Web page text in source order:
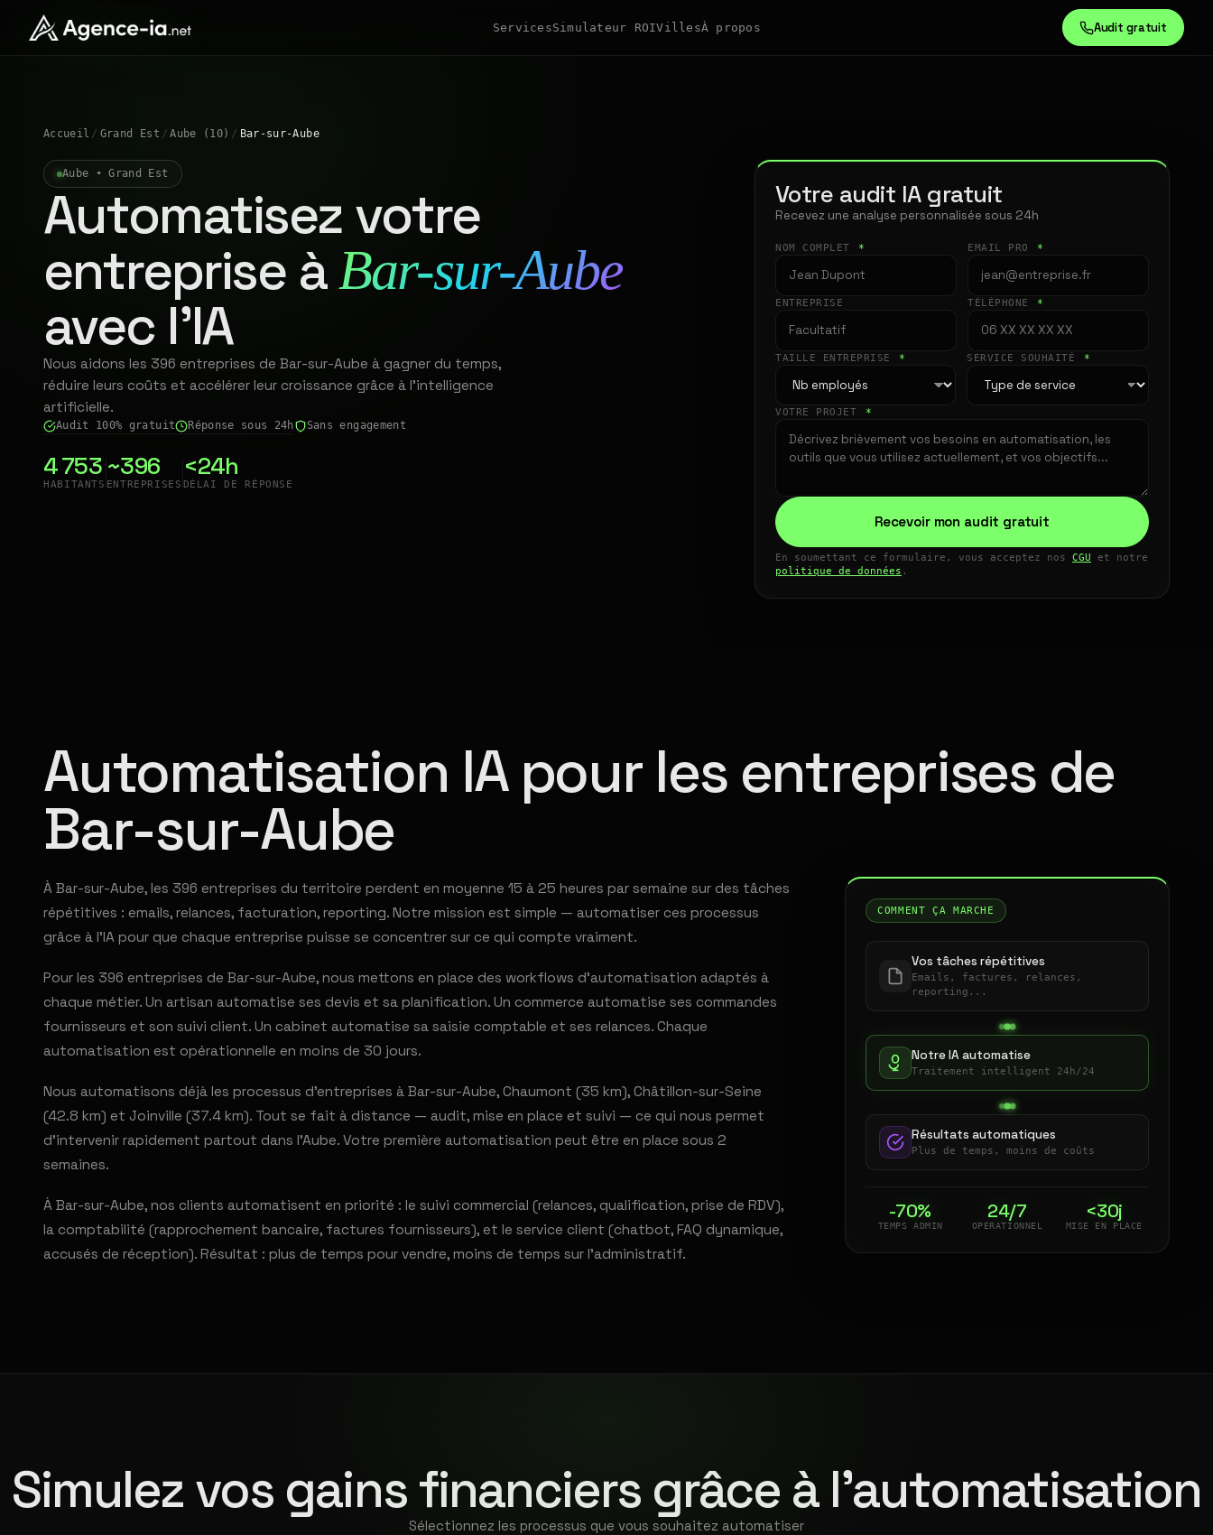
ServicesSimulateur ROIVillesÀ propos Audit gratuit
Accueil / Grand Est / Aube (10) / Bar-sur-Aube
Aube • Grand Est
Automatisez votre
entreprise àBar-sur-Aube
avec l'IA
Nous aidons les 396 entreprises de Bar-sur-Aube à gagner du temps,
réduire leurs coûts et accélérer leur croissance grâce à l'intelligence
artificielle.
Audit 100% gratuit Réponse sous 24h Sans engagement
4 753
HABITANTS
~396
ENTREPRISES
<24h
DÉLAI DE RÉPONSE
Votre audit IA gratuit
Recevez une analyse personnalisée sous 24h
NOM COMPLET * EMAIL PRO *
ENTREPRISE TÉLÉPHONE *
TAILLE ENTREPRISE * SERVICE SOUHAITÉ *
VOTRE PROJET *
Recevoir mon audit gratuit
En soumettant ce formulaire, vous acceptez nos CGU et notre
politique de données .
Automatisation IA pour les entreprises de
Bar-sur-Aube
À Bar-sur-Aube, les 396 entreprises du territoire perdent en moyenne 15 à 25 heures par semaine sur des tâches
répétitives : emails, relances, facturation, reporting. Notre mission est simple — automatiser ces processus
grâce à l'IA pour que chaque entreprise puisse se concentrer sur ce qui compte vraiment.
Pour les 396 entreprises de Bar-sur-Aube, nous mettons en place des workflows d'automatisation adaptés à
chaque métier. Un artisan automatise ses devis et sa planification. Un commerce automatise ses commandes
fournisseurs et son suivi client. Un cabinet automatise sa saisie comptable et ses relances. Chaque
automatisation est opérationnelle en moins de 30 jours.
Nous automatisons déjà les processus d'entreprises à Bar-sur-Aube, Chaumont (35 km), Châtillon-sur-Seine
(42.8 km) et Joinville (37.4 km). Tout se fait à distance — audit, mise en place et suivi — ce qui nous permet
d'intervenir rapidement partout dans l'Aube. Votre première automatisation peut être en place sous 2
semaines.
À Bar-sur-Aube, nos clients automatisent en priorité : le suivi commercial (relances, qualification, prise de RDV),
la comptabilité (rapprochement bancaire, factures fournisseurs), et le service client (chatbot, FAQ dynamique,
accusés de réception). Résultat : plus de temps pour vendre, moins de temps sur l'administratif.
COMMENT ÇA MARCHE
Vos tâches répétitives
Emails, factures, relances,
reporting...
Notre IA automatise
Traitement intelligent 24h/24
Résultats automatiques
Plus de temps, moins de coûts
-70%
TEMPS ADMIN
24/7
OPÉRATIONNEL
<30j
MISE EN PLACE
Simulez vos gains financiers grâce à l'automatisation
Sélectionnez les processus que vous souhaitez automatiser